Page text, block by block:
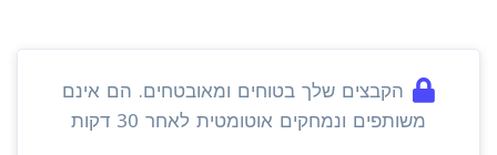
הקבצים שלך בטוחים ומאובטחים. הם אינם
משותפים ונמחקים אוטומטית לאחר 30 דקות